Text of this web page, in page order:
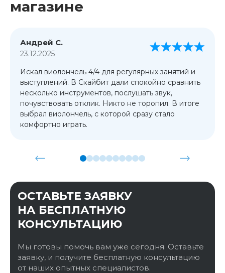
магазине
Андрей С.
23.12.2025
Искал виолончель 4/4 для регулярных занятий и
выступлений. В Скайбит дали спокойно сравнить
несколько инструментов, послушать звук,
почувствовать отклик. Никто не торопил. В итоге
выбрал виолончель, с которой сразу стало
комфортно играть.
ОСТАВЬТЕ ЗАЯВКУ
НА БЕСПЛАТНУЮ
КОНСУЛЬТАЦИЮ
Мы готовы помочь вам уже сегодня. Оставьте
заявку, и получите бесплатную консультацию
от наших опытных специалистов.